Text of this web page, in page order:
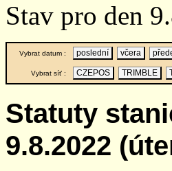
Stav pro den
Vybrat datum : poslední včera
Vybrat síť : CZEPOS TRIMBLE
Statuty
9.8.2022